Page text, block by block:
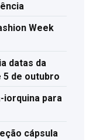
Week
datas da
de outubro
iorquina para
cápsula